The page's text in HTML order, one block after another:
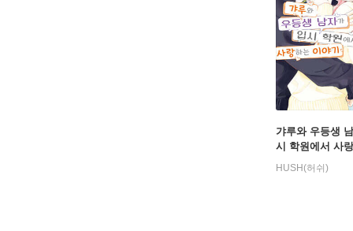
갸루와 우등생
시 학원에서 사
야기 3
HUSH(허쉬)